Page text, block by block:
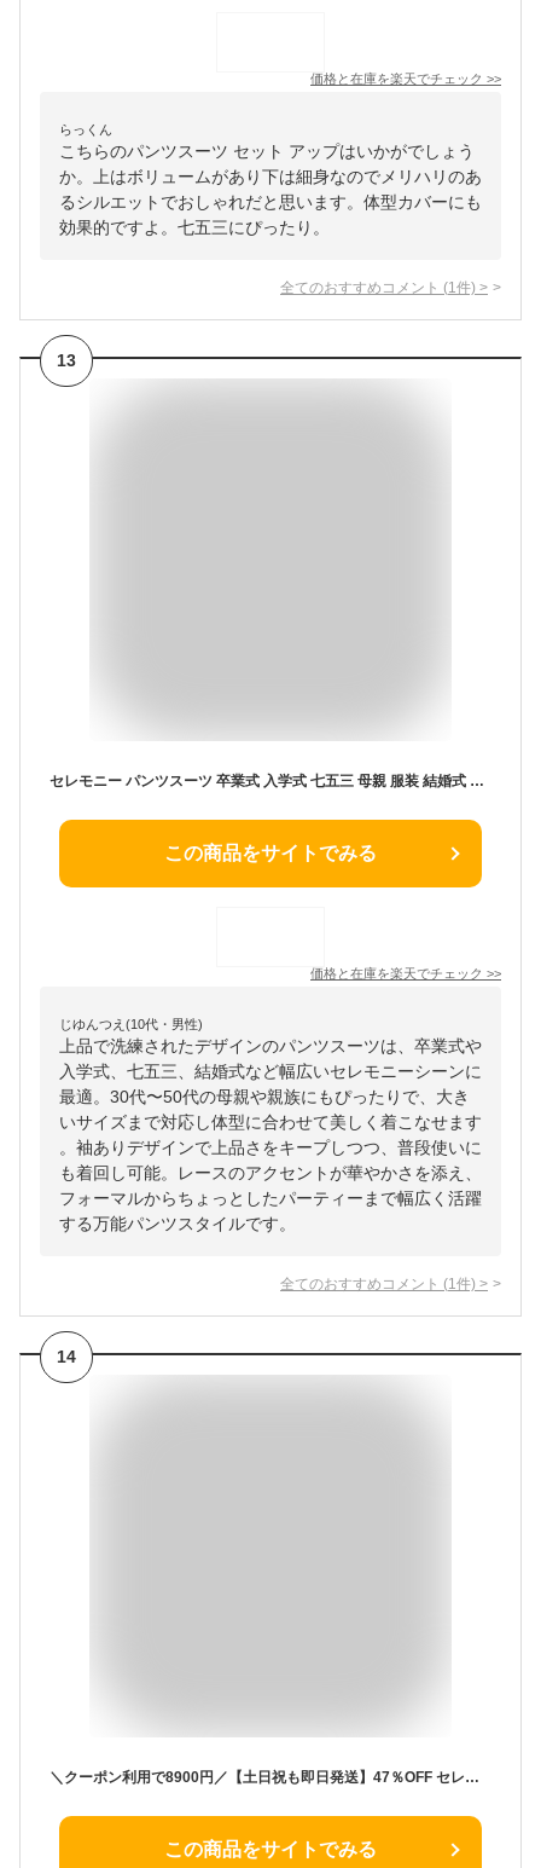
価格と在庫を楽天でチェック >>
らっくん
こちらのパンツスーツ セット アップはいかがでしょう
か。上はボリュームがあり下は細身なのでメリハリのあ
るシルエットでおしゃれだと思います。体型カバーにも
効果的ですよ。七五三にぴったり。
全てのおすすめコメント (1 件) >
13
セレモニー パンツスーツ 卒業式 入学式 七五三 母親 服装 結婚式 親族 服装 大きいサイズ 30代 40代 50代 会社パーティー パンツスーツ お呼ばれコーデ 袖あり 着まわし 普段使い パンツスタイル 上品 レース j-3-20085301
この商品をサイトでみる
価格と在庫を楽天でチェック >>
じゆんつえ(10代・男性)
上品で洗練されたデザインのパンツスーツは、卒業式や
入学式、七五三、結婚式など幅広いセレモニーシーンに
最適。30代〜50代の母親や親族にもぴったりで、大き
いサイズまで対応し体型に合わせて美しく着こなせます
。袖ありデザインで上品さをキープしつつ、普段使いに
も着回し可能。レースのアクセントが華やかさを添え、
フォーマルからちょっとしたパーティーまで幅広く活躍
する万能パンツスタイルです。
全てのおすすめコメント (1 件) >
14
＼クーポン利用で8900円／【土日祝も即日発送】47％OFF セレモニースーツ 入学式 ママスーツ 卒業式 スーツ 母親 パンツ セットアップ 入園式 卒園式 お宮参り 七五三 レディース フォーマル 黒 ネイビー カジュアル おしゃれ コーデ かっこいい 試着チケット対象
この商品をサイトでみる